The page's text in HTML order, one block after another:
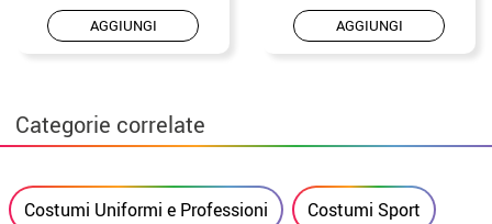
AGGIUNGI AGGIUNGI
Categorie correlate
Costumi Uniformi e Professioni Costumi Sport